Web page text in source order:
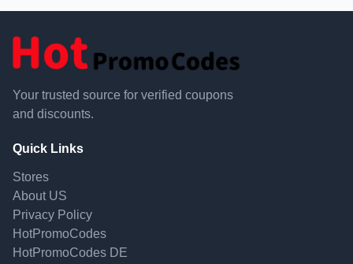
Your trusted source for verified coupons
and discounts.
Quick Links
Stores
About US
Privacy Policy
HotPromoCodes
HotPromoCodes DE